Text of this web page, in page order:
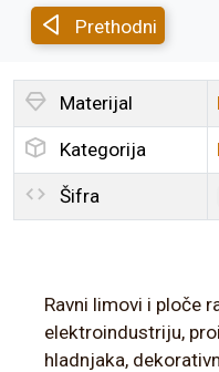
Prethodni
Materijal
Kategorija
Šifra
Ravni limovi i ploče
elektroindustriju,
hladnjaka,